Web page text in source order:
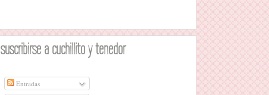
suscribirse a cuchillito y tenedor
Entradas